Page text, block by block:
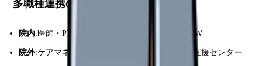
多職種連携のパターン
院内:医師・PT・OT・ST・薬剤師・栄養士・MSW
院外:ケアマネ・訪問看護・訪問介護・地域包括支援センター